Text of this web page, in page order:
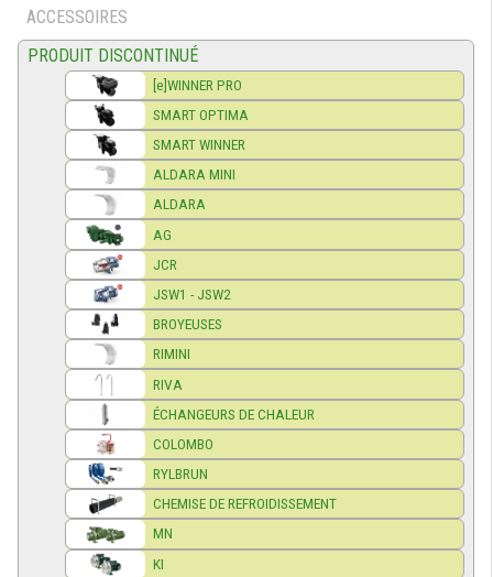
ACCESSOIRES
PRODUIT DISCONTINUÉ
[e]WINNER PRO
SMART OPTIMA
SMART WINNER
ALDARA MINI
ALDARA
AG
JCR
JSW1 - JSW2
BROYEUSES
RIMINI
RIVA
ÉCHANGEURS DE CHALEUR
COLOMBO
RYLBRUN
CHEMISE DE REFROIDISSEMENT
MN
KI